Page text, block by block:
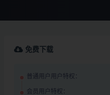
免费下载
普通用户用户特权：
会员用户特权：